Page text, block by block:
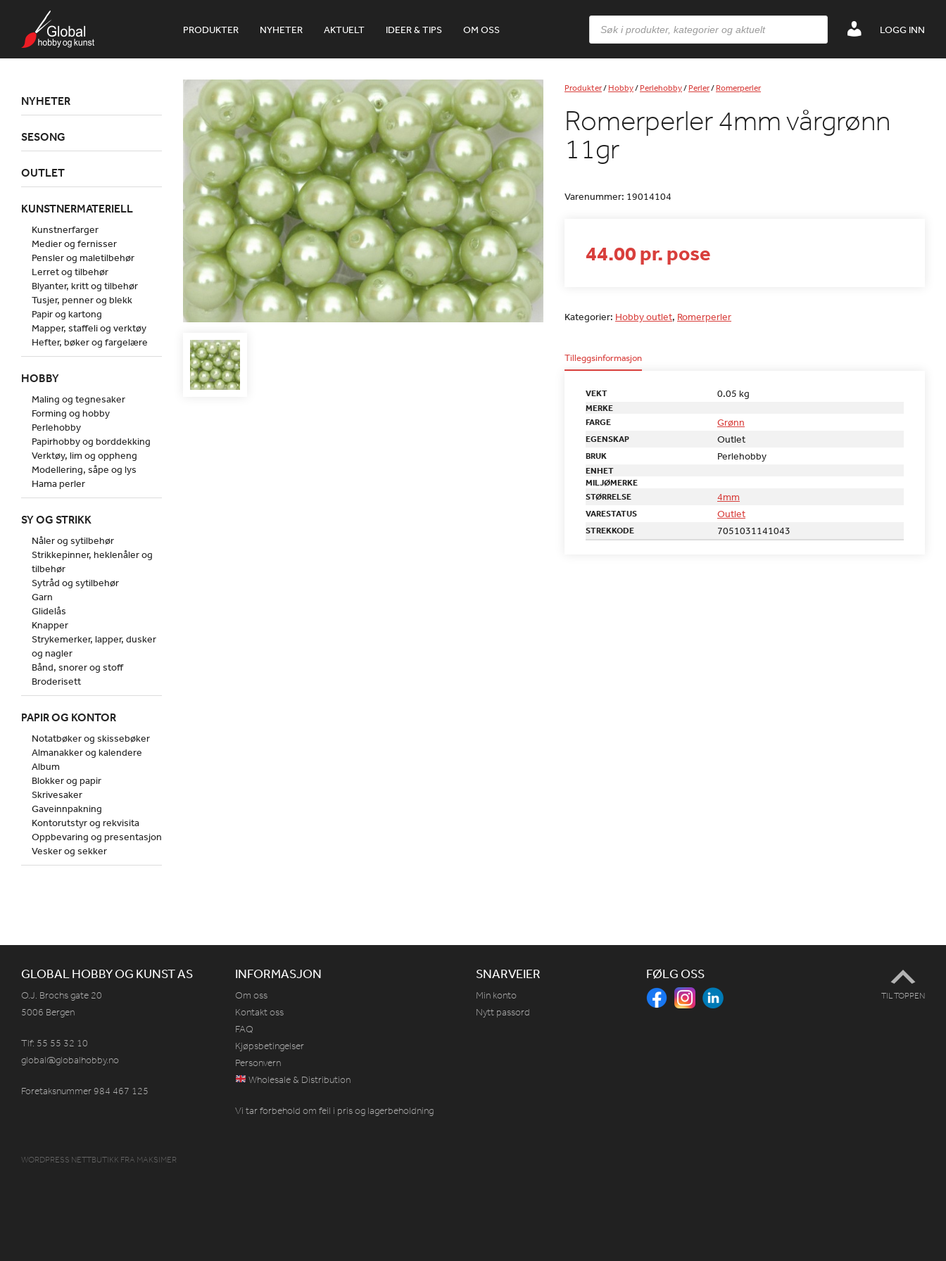
PRODUKTER NYHETER AKTUELT IDEER & TIPS OM OSS LOGG INN
Products
search
Produkter/Hobby/Perlehobby/Perler/Romerperler
Romerperler 4mm vårgrønn
11gr
Varenummer: 19014104
44.00 pr. pose
Kategorier: Hobby outlet, Romerperler
Tilleggsinformasjon
VEKT 0.05 kg
MERKE
FARGE
Grønn
EGENSKAP Outlet
BRUK Perlehobby
ENHET
MILJØMERKE
STØRRELSE
4mm
VARESTATUS Outlet
STREKKODE 7051031141043
NYHETER
SESONG
OUTLET
KUNSTNERMATERIELL
Kunstnerfarger
Medier og fernisser
Pensler og maletilbehør
Lerret og tilbehør
Blyanter, kritt og tilbehør
Tusjer, penner og blekk
Papir og kartong
Mapper, staffeli og verktøy
Hefter, bøker og fargelære
HOBBY
Maling og tegnesaker
Forming og hobby
Perlehobby
Papirhobby og borddekking
Verktøy, lim og oppheng
Modellering, såpe og lys
Hama perler
SY OG STRIKK
Nåler og sytilbehør
Strikkepinner, heklenåler og
tilbehør
Sytråd og sytilbehør
Garn
Glidelås
Knapper
Strykemerker, lapper, dusker
og nagler
Bånd, snorer og stoff
Broderisett
PAPIR OG KONTOR
Notatbøker og skissebøker
Almanakker og kalendere
Album
Blokker og papir
Skrivesaker
Gaveinnpakning
Kontorutstyr og rekvisita
Oppbevaring og presentasjon
Vesker og sekker
GLOBAL HOBBY OG KUNST AS
O.J. Brochs gate 20
5006 Bergen
Tlf: 55 55 32 10
global@globalhobby.no
Foretaksnummer 984 467 125
INFORMASJON
Om oss
Kontakt oss
FAQ
Kjøpsbetingelser
Personvern
Wholesale & Distribution
Vi tar forbehold om feil i pris og lagerbeholdning
SNARVEIER
Min konto
Nytt passord
FØLG OSS
TIL TOPPEN
WORDPRESS NETTBUTIKK FRA MAKSIMER